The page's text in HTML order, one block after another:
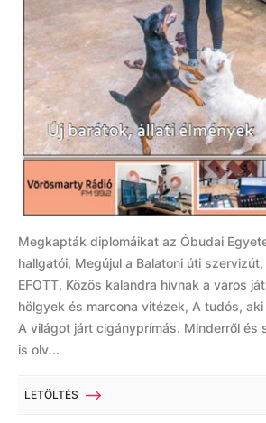
Megkapták diplomáikat az Óbudai
hallgatói, Megújul a Balatoni úti
EFOTT, Közös kalandra hívnak a város
hölgyek és marcona vitézek, A tudós,
A világot járt cigányprímás. Minderről és
is olv...
LETÖLTÉS